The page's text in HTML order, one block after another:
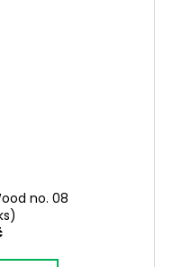
no. 08​